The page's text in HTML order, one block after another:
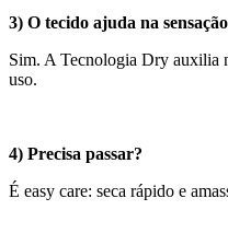
3) O tecido ajuda na
Sim. A Tecnologia Dry auxilia
uso.
4) Precisa passar?
É easy care: seca rápido e